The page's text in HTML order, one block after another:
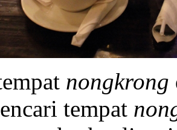
nongkrong
tempat